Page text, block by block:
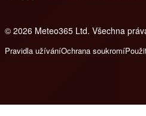
© 2026 Meteo365 Ltd. Všechna
Pravidla užíváníOchrana soukromí